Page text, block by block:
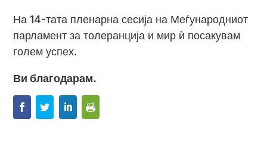
На 14-тата пленарна сесија на Меѓународниот
парламент за толеранција и мир ѝ посакувам
голем успех.
Ви благодарам.